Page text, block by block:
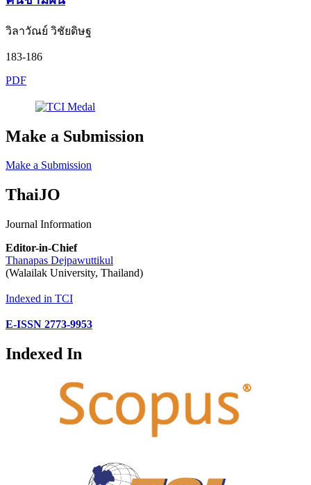
วิลาวัณย์ วิชัยดิษฐ
183-186
PDF
Make a Submission
Make a Submission
ThaiJO
Journal Information
Editor-in-Chief
Thanapas Dejpawuttikul
(Walailak University, Thailand)
Indexed in TCI
E-ISSN 2773-9953
Indexed In